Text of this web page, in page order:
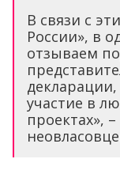
В связи с
России», в
отзываем
участие в
проектах»,